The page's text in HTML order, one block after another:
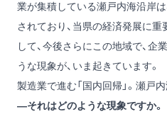
業が集積している瀬戸内海沿岸
されており、当県の経済発展に
して、今後さらにこの地域で、企
うな現象が、いま起きています。
製造業で進む「国内回帰」。瀬戸
―それはどのような現象ですか。